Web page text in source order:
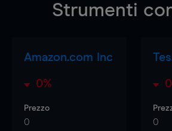
Strumenti
Amazon.com Inc
0%
Prezzo
0 0